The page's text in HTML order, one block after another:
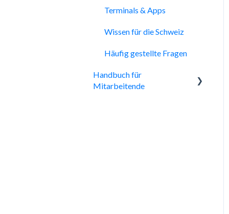
Terminals & Apps
Wissen für die Schweiz
Häufig gestellte Fragen
Handbuch für
Mitarbeitende